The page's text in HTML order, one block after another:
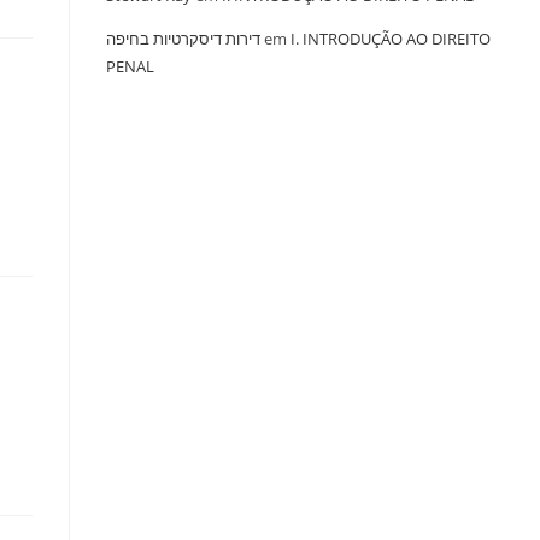
‏דירות דיסקרטיות בחיפהem I. INTRODUÇÃO AO DIREITO
PENAL